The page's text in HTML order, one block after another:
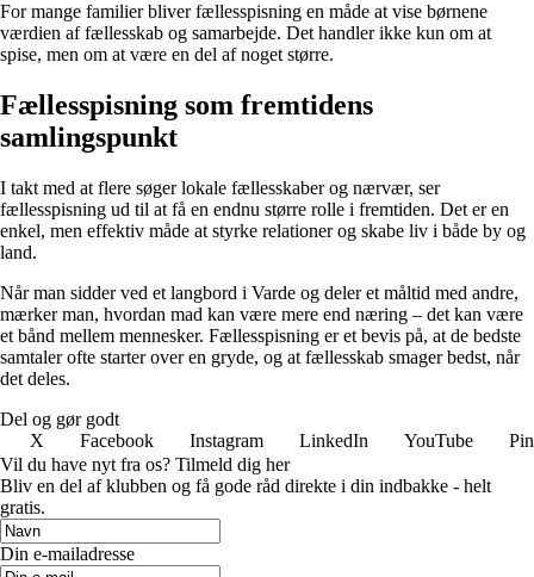
For mange familier bliver fællesspisning en måde at vise børnene
værdien af fællesskab og samarbejde. Det handler ikke kun om at
spise, men om at være en del af noget større.
Fællesspisning som fremtidens
samlingspunkt
I takt med at flere søger lokale fællesskaber og nærvær, ser
fællesspisning ud til at få en endnu større rolle i fremtiden. Det er en
enkel, men effektiv måde at styrke relationer og skabe liv i både by og
land.
Når man sidder ved et langbord i Varde og deler et måltid med andre,
mærker man, hvordan mad kan være mere end næring – det kan være
et bånd mellem mennesker. Fællesspisning er et bevis på, at de bedste
samtaler ofte starter over en gryde, og at fællesskab smager bedst, når
det deles.
Del og gør godt
X
Facebook Instagram LinkedIn YouTube
Vil du have nyt fra os? Tilmeld dig her
Bliv en del af klubben og få gode råd direkte i din indbakke - helt
gratis.
Din e-mailadresse